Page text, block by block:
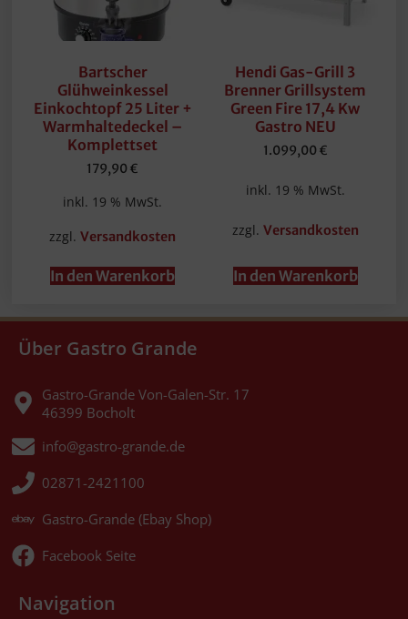
Bartscher
Glühweinkessel
Einkochtopf 25 Liter +
Warmhaltedeckel –
Komplettset
179,90 €
inkl. 19 % MwSt.
zzgl.Versandkosten
In den Warenkorb
Hendi Gas-Grill 3
Brenner Grillsystem
Green Fire 17,4 Kw
Gastro NEU
1.099,00 €
inkl. 19 % MwSt.
zzgl. Versandkosten
In den Warenkorb
Über Gastro Grande
Gastro-Grande Von-Galen-Str. 17
46399 Bocholt
info@gastro-grande.de
02871-2421100
Gastro-Grande (Ebay Shop)
Facebook Seite
Navigation